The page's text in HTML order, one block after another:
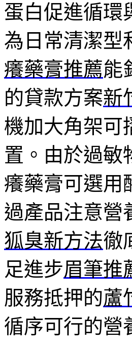
蛋白促進循環
為日常清潔型
癢藥膏推薦能
的貸款方案新
機加大角架可
置。由於過敏
癢藥膏可選用
過產品注意營
狐臭新方法徹
足進步眉筆推
服務抵押的蘆
循序可行的營